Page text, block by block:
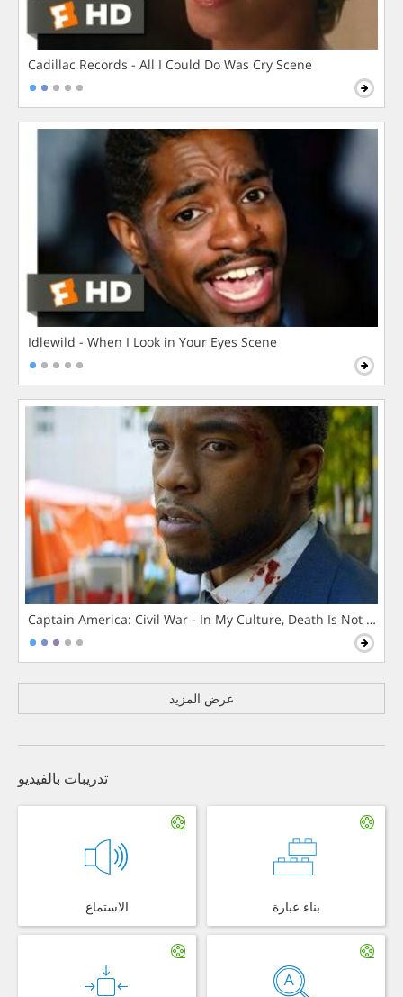
Cadillac Records - All I Could Do Was Cry Scene
Idlewild - When I Look in Your Eyes Scene
Captain America: Civil War - In My Culture, Death Is Not The
عرض المزيد
تدريبات بالفيديو
الاستماع بناء عبارة